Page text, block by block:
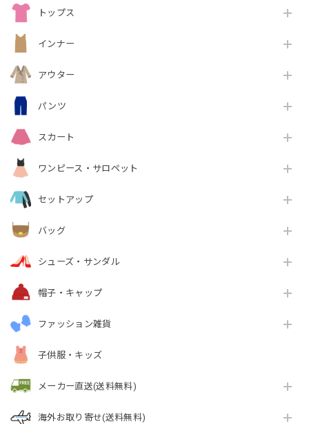
トップス
インナー
アウター
パンツ
スカート
ワンピース・サロペット
セットアップ
バッグ
シューズ・サンダル
帽子・キャップ
ファッション雑貨
子供服・キッズ
メーカー直送(送料無料)
海外お取り寄せ(送料無料)